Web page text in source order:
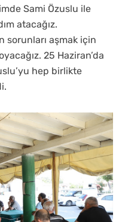
Sami Özuslu ile
atacağız.
sorunları aşmak için
25 Haziran’da
hep birlikte